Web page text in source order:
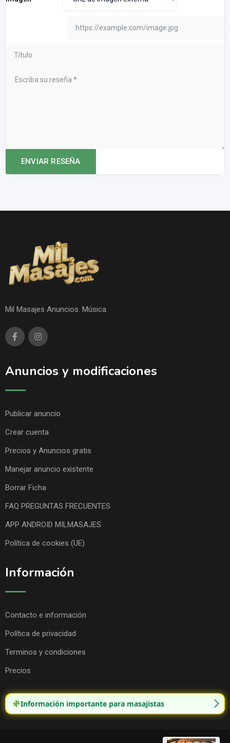
Mil Masajes Anuncios. Música.
Anuncios y modificaciones
Publicar anuncio
Crear cuenta
Precios y Anuncios gratis
Manejar anuncio existente
Borrar Ficha
FAQ PREGUNTAS FRECUENTES
APP ANDROID MILMASAJES
Política de cookies (UE)
Información
Contacto e información
Política de privacidad
Terminos y condiciones
Precios
Información importante para masajistas